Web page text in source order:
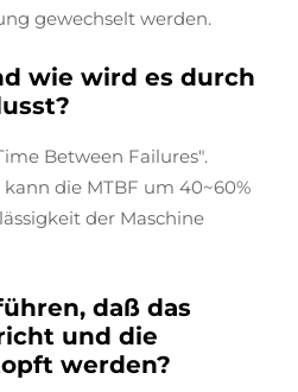
gewechselt werden.
wie wird es durch
Between Failures".
die MTBF um 40~60%
der Maschine
daß das
und die
werden?